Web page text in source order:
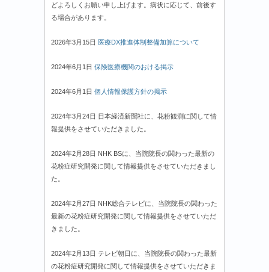
どよろしくお願い申し上げます。病状に応じて、前後す
る場合があります。
2026年3月15日 医療DX推進体制整備加算について
2024年6月1日 保険医療機関のおける掲示
2024年6月1日 個人情報保護方針の掲示
2024年3月24日 日本経済新聞社に、花粉観測に関して情
報提供をさせていただきました。
2024年2月28日 NHK BSに、当院院長の関わった最新の
花粉症研究開発に関して情報提供をさせていただきまし
た。
2024年2月27日 NHK総合テレビに、当院院長の関わった
最新の花粉症研究開発に関して情報提供をさせていただ
きました。
2024年2月13日 テレビ朝日に、当院院長の関わった最新
の花粉症研究開発に関して情報提供をさせていただきま